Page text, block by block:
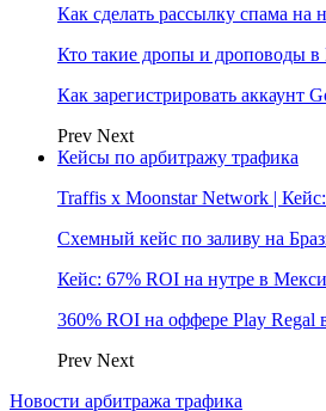
Как сделать рассылку спама
Кто такие дропы и дроповоды в
Как зарегистрировать аккаунт
Prev Next
Кейсы по арбитражу трафика
Traffis x Moonstar Network |
Схемный кейс по заливу на
Кейс: 67% ROI на нутре в
360% ROI на оффере Play
Prev Next
Новости арбитража трафика